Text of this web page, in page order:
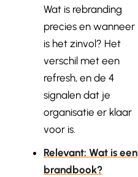
Wat is rebranding
precies en wanneer
is het zinvol? Het
verschil met een
refresh, en de 4
signalen dat je
organisatie er klaar
voor is.
Relevant: Wat is een
brandbook?